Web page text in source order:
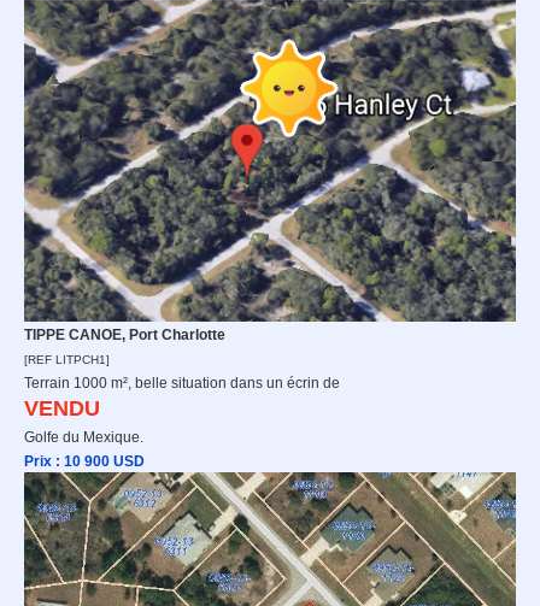
TIPPE CANOE, Port Charlotte
[REF LITPCH1]
Terrain 1000 m², belle situation dans un écrin de
VENDU
Golfe du Mexique.
Prix : 10 900 USD